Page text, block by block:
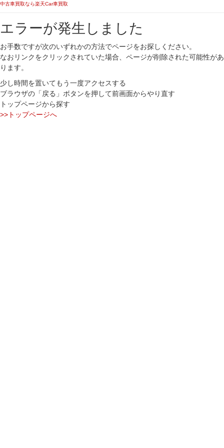
中古車買取なら楽天Car車買取
エラーが発生しました
お手数ですが次のいずれかの方法でページをお探しください。
なおリンクをクリックされていた場合、ページが削除された可能性があ
ります。
少し時間を置いてもう一度アクセスする
ブラウザの「戻る」ボタンを押して前画面からやり直す
トップページから探す
>>トップページへ